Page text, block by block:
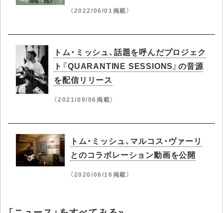
（2022/06/01掲載）
トム・ミッシュ、話題を呼んだプロジェク
ト『QUARANTINE SESSIONS』の音源
を配信リリース
（2021/09/06掲載）
トム・ミッシュ、マルコス・ヴァーリ
とのコラボレーション動画を公開
（2020/06/16掲載）